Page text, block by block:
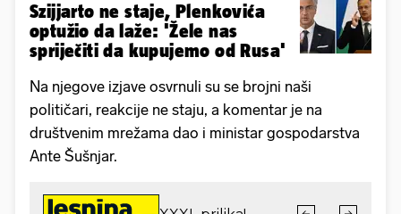
Szijjarto ne staje, Plenkovića
optužio da laže: 'Žele nas
spriječiti da kupujemo od Rusa'
Na njegove izjave osvrnuli su se brojni naši
političari, reakcije ne staju, a komentar je na
društvenim mrežama dao i ministar gospodarstva
Ante Šušnjar.